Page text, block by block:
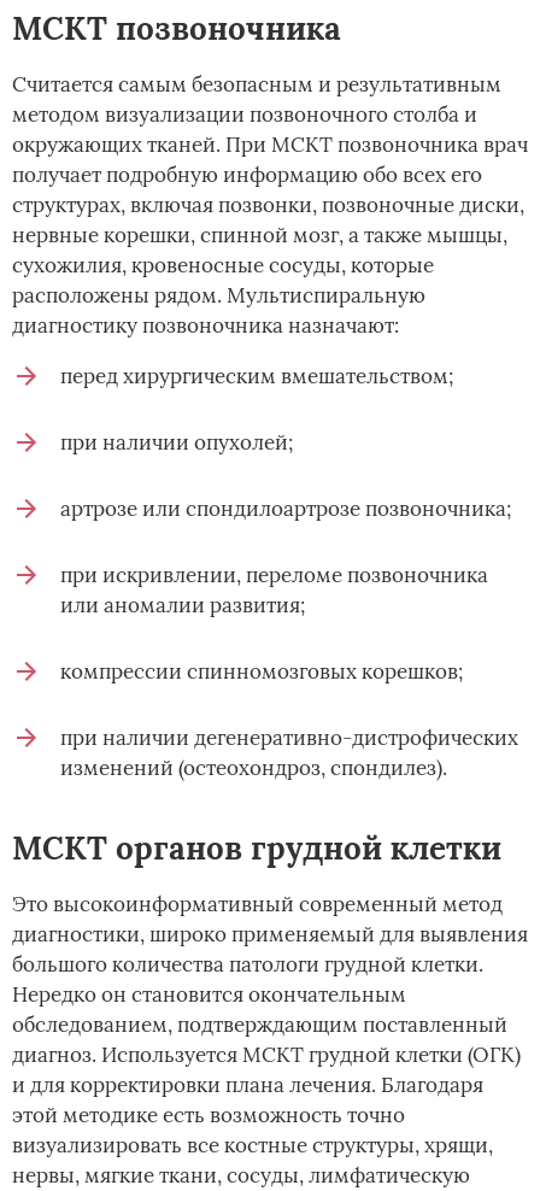
МСКТ позвоночника
Считается самым безопасным и результативным
методом визуализации позвоночного столба и
окружающих тканей. При МСКТ позвоночника врач
получает подробную информацию обо всех его
структурах, включая позвонки, позвоночные диски,
нервные корешки, спинной мозг, а также мышцы,
сухожилия, кровеносные сосуды, которые
расположены рядом. Мультиспиральную
диагностику позвоночника назначают:
перед хирургическим вмешательством;
при наличии опухолей;
артрозе или спондилоартрозе позвоночника;
при искривлении, переломе позвоночника
или аномалии развития;
компрессии спинномозговых корешков;
при наличии дегенеративно-дистрофических
изменений (остеохондроз, спондилез).
МСКТ органов грудной клетки
Это высокоинформативный современный метод
диагностики, широко применяемый для выявления
большого количества патологи грудной клетки.
Нередко он становится окончательным
обследованием, подтверждающим поставленный
диагноз. Используется МСКТ грудной клетки (ОГК)
и для корректировки плана лечения. Благодаря
этой методике есть возможность точно
визуализировать все костные структуры, хрящи,
нервы, мягкие ткани, сосуды, лимфатическую